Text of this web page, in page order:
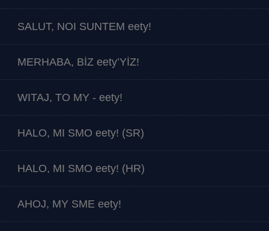
SALUT, NOI SUNTEM eety!
MERHABA, BİZ eety’YİZ!
WITAJ, TO MY - eety!
HALO, MI SMO eety! (SR)
HALO, MI SMO eety! (HR)
AHOJ, MY SME eety!